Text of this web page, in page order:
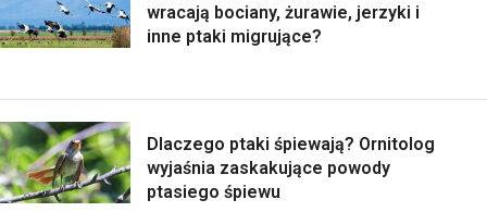
wracają bociany, żurawie, jerzyki i
inne ptaki migrujące?
Dlaczego ptaki śpiewają? Ornitolog
wyjaśnia zaskakujące powody
ptasiego śpiewu